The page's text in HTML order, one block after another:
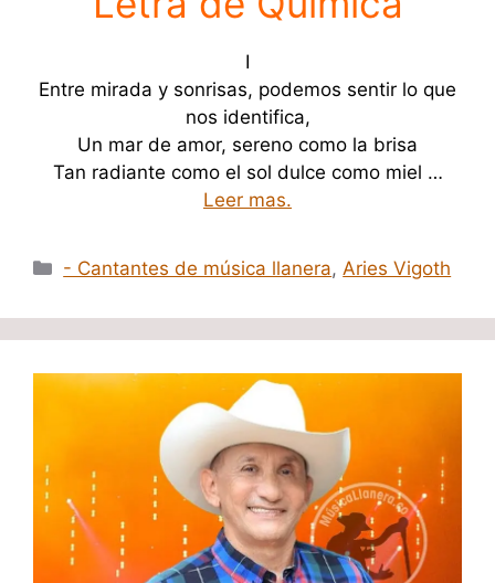
I
Entre mirada y sonrisas, podemos sentir lo que
nos identifica,
Un mar de amor, sereno como la brisa
Tan radiante como el sol dulce como miel …
Leer mas.
Categorías
- Cantantes de música llanera, Aries Vigoth